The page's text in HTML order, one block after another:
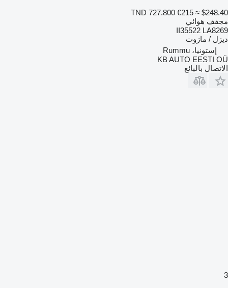
TND 727.800 €215 ≈ $248.40
مجفف هوائي
II35522 LA8269
ديزل / مازوت
إستونيا، Rummu
KB AUTO EESTI OÜ
الاتصال بالبائع
3